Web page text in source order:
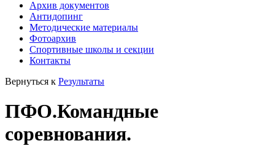
Архив документов
Антидопинг
Методические материалы
Фотоархив
Спортивные школы и секции
Контакты
Вернуться к Результаты
ПФО.Командные
соревнования.